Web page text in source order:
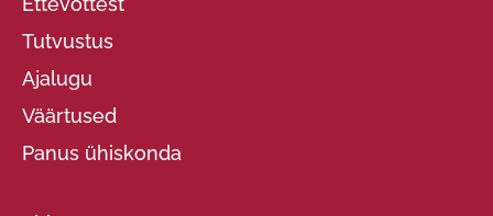
Tutvustus
Ajalugu
Väärtused
Panus ühiskonda